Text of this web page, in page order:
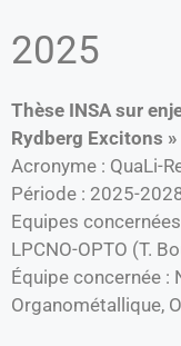
2025
Thèse INSA sur
Rydberg Excitons »
Acronyme : QuaLi-
Période : 2025-
Equipes
LPCNO-OPTO (T.
Équipe concernée :
Organométallique,